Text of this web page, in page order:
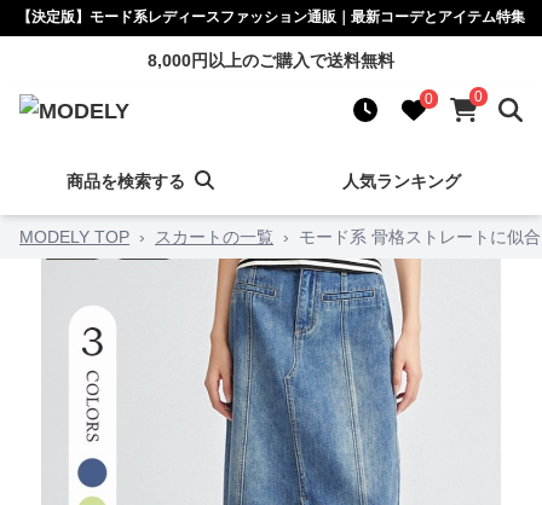
【決定版】モード系レディースファッション通販｜最新コーデとアイテム特集
8,000円以上のご購入で送料無料
0 0
商品を検索する 人気ランキング
MODELY TOP › スカートの一覧 › モード系 骨格ストレートに似